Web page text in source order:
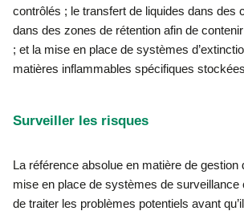
contrôlés ; le transfert de liquides dans des
dans des zones de rétention afin de
; et la mise en place de systèmes
matières inflammables spécifiques
Surveiller les risques
La référence absolue en matière de gestion
mise en place de systèmes de surveillance
de traiter les problèmes potentiels avant